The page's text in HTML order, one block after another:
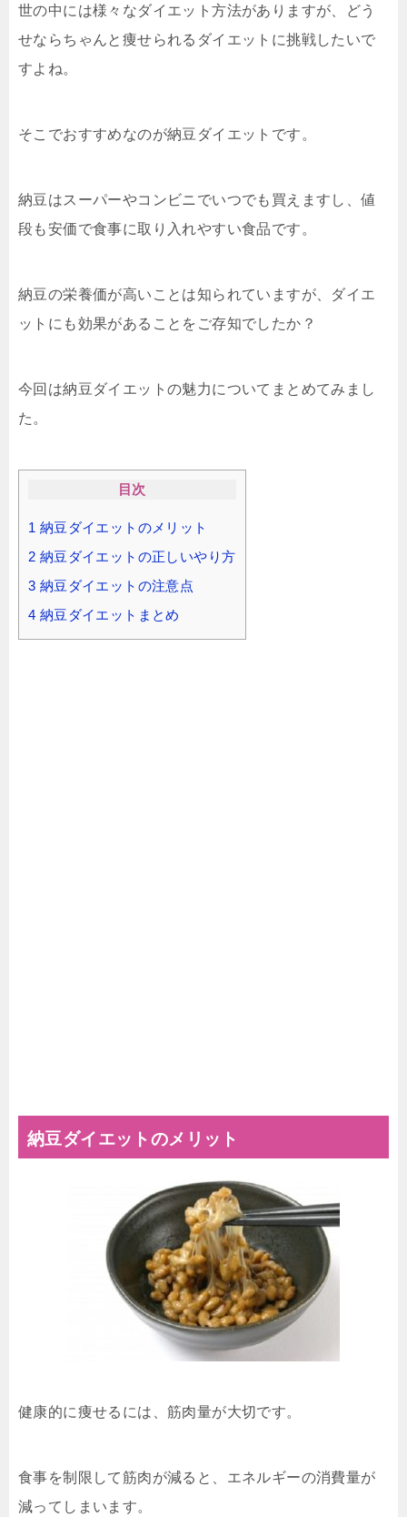
世の中には様々なダイエット方法がありますが、どう
せならちゃんと痩せられるダイエットに挑戦したいで
すよね。
そこでおすすめなのが納豆ダイエットです。
納豆はスーパーやコンビニでいつでも買えますし、値
段も安価で食事に取り入れやすい食品です。
納豆の栄養価が高いことは知られていますが、ダイエ
ットにも効果があることをご存知でしたか？
今回は納豆ダイエットの魅力についてまとめてみまし
た。
目次
1 納豆ダイエットのメリット
2 納豆ダイエットの正しいやり方
3 納豆ダイエットの注意点
4 納豆ダイエットまとめ
納豆ダイエットのメリット
健康的に痩せるには、筋肉量が大切です。
食事を制限して筋肉が減ると、エネルギーの消費量が
減ってしまいます。